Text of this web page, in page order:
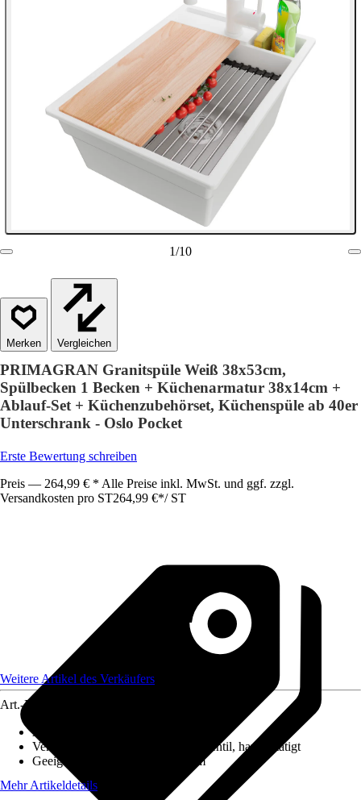
1/10
Vergleichen
PRIMAGRAN Granitspüle Weiß 38x53cm,
Spülbecken 1 Becken + Küchenarmatur 38x14cm +
Ablauf-Set + Küchenzubehörset, Küchenspüle ab 40er
Unterschrank - Oslo Pocket
Erste Bewertung schreiben
Preis — 264,99 € * Alle Preise inkl. MwSt. und ggf. zzgl.
Versandkosten pro ST264,99 €*/ ST
Weitere Artikel des Verkäufers
Art.-Nr.
Ausführung
Ventilausstattung
3 ½" Körbchenventil, handbetätigt
Geeignet für
Unterschrank 40 cm
Mehr Artikeldetails